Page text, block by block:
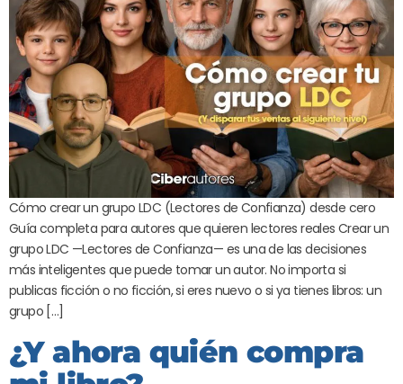
Cómo crear un grupo LDC (Lectores de Confianza) desde cero
Guía completa para autores que quieren lectores reales Crear un
grupo LDC —Lectores de Confianza— es una de las decisiones
más inteligentes que puede tomar un autor. No importa si
publicas ficción o no ficción, si eres nuevo o si ya tienes libros: un
grupo […]
¿Y ahora quién compra